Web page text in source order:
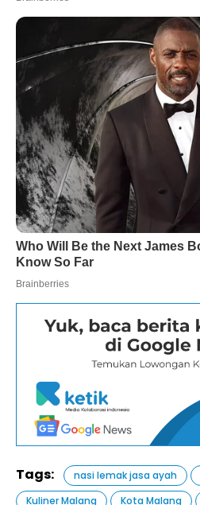
Tags: nasi lemak jasa ayah
Kuliner Malang
Kota Malang